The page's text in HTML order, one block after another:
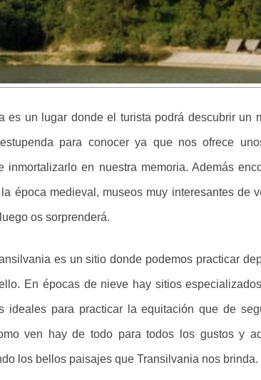
es un lugar donde el turista podrá descubrir un
para conocer ya que nos ofrece
inmortalizarlo en nuestra memoria. Además
época medieval, museos muy interesantes de
os sorprenderá.
es un sitio donde podemos practicar
En épocas de nieve hay sitios
ideales para practicar la equitación que de
ven hay de todo para todos los gustos y
los bellos paisajes que Transilvania nos brinda.